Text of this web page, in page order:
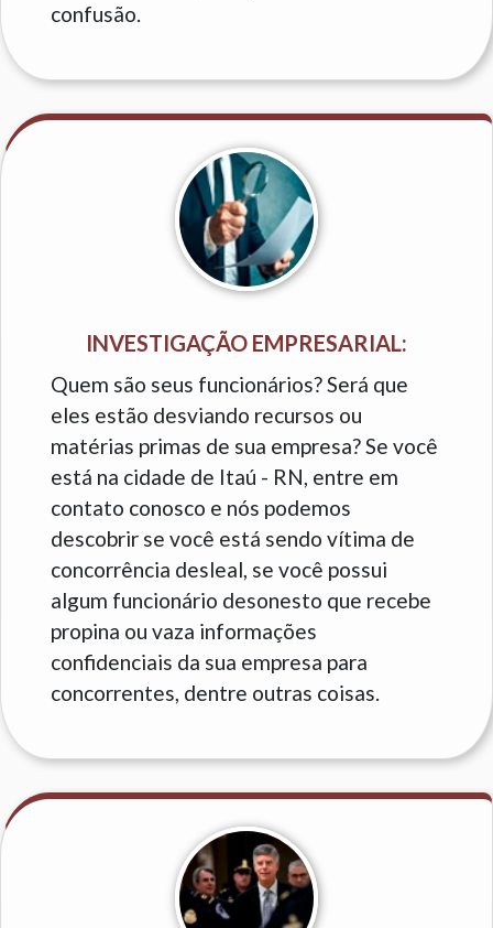
confusão.
INVESTIGAÇÃO EMPRESARIAL:
Quem são seus funcionários? Será que
eles estão desviando recursos ou
matérias primas de sua empresa? Se você
está na cidade de Itaú - RN, entre em
contato conosco e nós podemos
descobrir se você está sendo vítima de
concorrência desleal, se você possui
algum funcionário desonesto que recebe
propina ou vaza informações
confidenciais da sua empresa para
concorrentes, dentre outras coisas.